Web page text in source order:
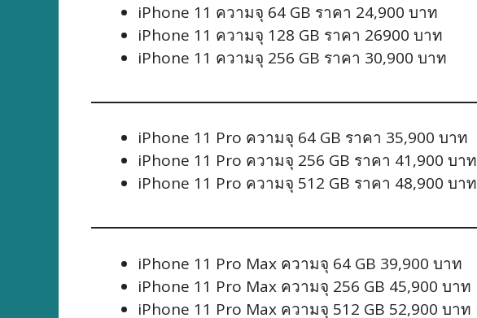
iPhone 11 ความจุ 64 GB ราคา 24,900 บาท
iPhone 11 ความจุ 128 GB ราคา 26900 บาท
iPhone 11 ความจุ 256 GB ราคา 30,900 บาท
iPhone 11 Pro ความจุ 64 GB ราคา 35,900 บาท
iPhone 11 Pro ความจุ 256 GB ราคา 41,900 บาท
iPhone 11 Pro ความจุ 512 GB ราคา 48,900 บาท
iPhone 11 Pro Max ความจุ 64 GB 39,900 บาท
iPhone 11 Pro Max ความจุ 256 GB 45,900 บาท
iPhone 11 Pro Max ความจุ 512 GB 52,900 บาท